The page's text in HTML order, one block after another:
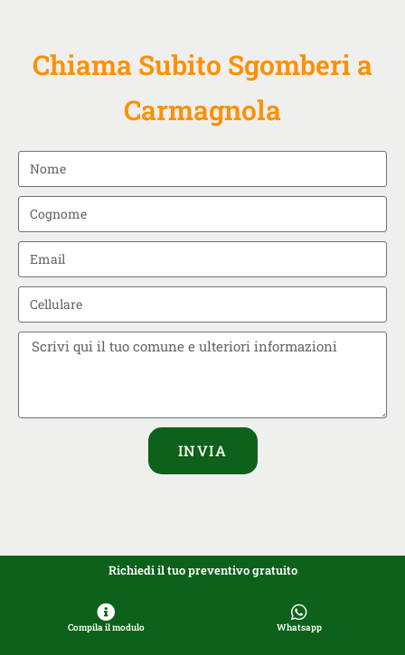
Chiama Subito Sgomberi a
Carmagnola
INVIA
Richiedi il tuo preventivo gratuito
Compila il modulo Whatsapp